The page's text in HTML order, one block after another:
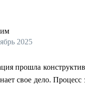
2025
прошла
свое дело. Процесс